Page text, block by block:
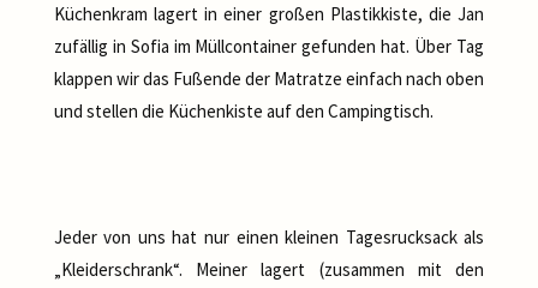
Küchenkram lagert in einer großen Plastikkiste, die Jan
zufällig in Sofia im Müllcontainer gefunden hat. Über Tag
klappen wir das Fußende der Matratze einfach nach oben
und stellen die Küchenkiste auf den Campingtisch.
Jeder von uns hat nur einen kleinen Tagesrucksack als
„Kleiderschrank“. Meiner lagert (zusammen mit den